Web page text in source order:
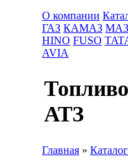
О компании
ГАЗ КАМАЗ МАЗ
HINO FUSO
AVIA
АТЗ
Главная » Каталог